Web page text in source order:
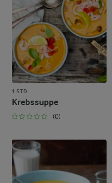
1 STD.
Krebssuppe
(0)